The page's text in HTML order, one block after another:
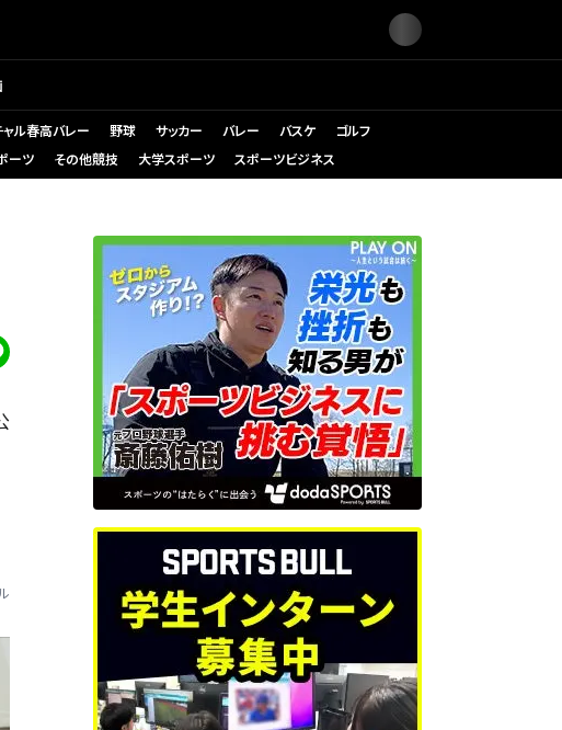
ャル春高バレー 野球 サッカー バレー バスケ
ゴルフ
ーツ その他競技 大学スポーツ スポーツビジネス